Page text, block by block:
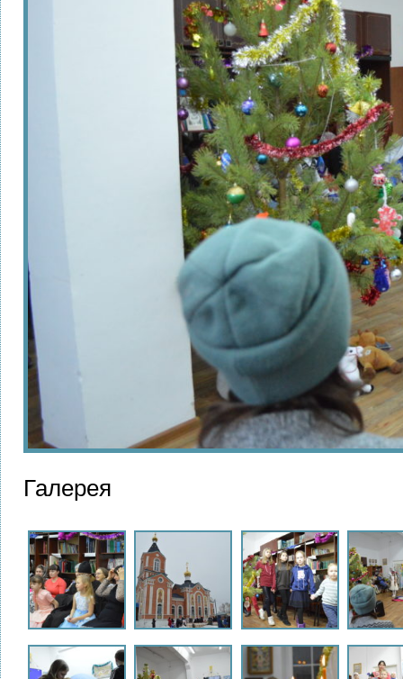
Галерея